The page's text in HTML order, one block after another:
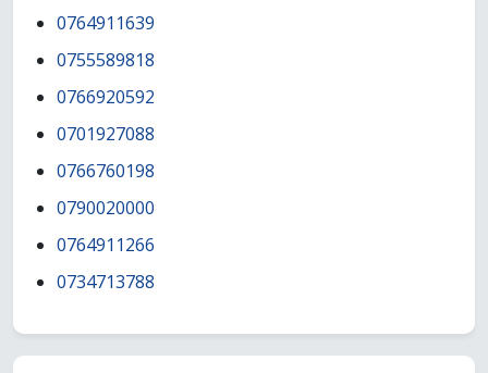
0764911639
0755589818
0766920592
0701927088
0766760198
0790020000
0764911266
0734713788